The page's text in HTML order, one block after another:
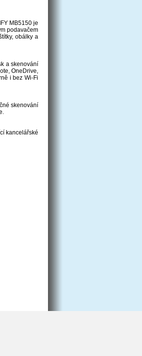
MB5150 je
podavačem
obálky a
a skenování
OneDrive,
i bez Wi-Fi
skenování
kancelářské